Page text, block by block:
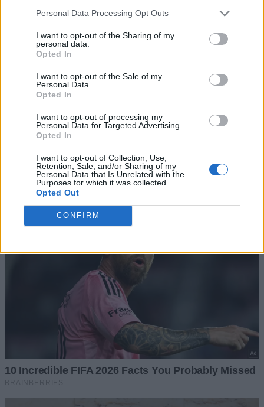
Personal Data Processing Opt Outs
I want to opt-out of the Sharing of my
personal data.
Opted In
I want to opt-out of the Sale of my
Personal Data.
Opted In
I want to opt-out of processing my
Personal Data for Targeted Advertising.
Opted In
I want to opt-out of Collection, Use,
Retention, Sale, and/or Sharing of my
Personal Data that Is Unrelated with the
Purposes for which it was collected.
Opted Out
CONFIRM